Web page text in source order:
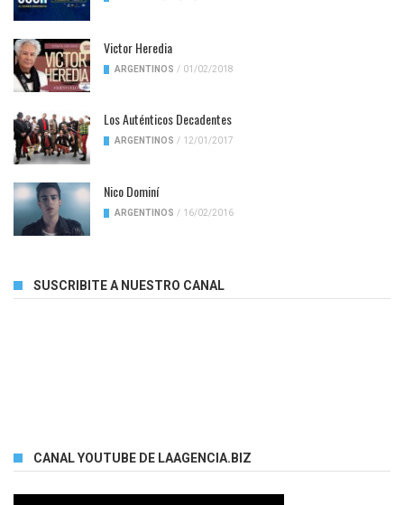
Victor Heredia
ARGENTINOS / 01/02/2018
Los Auténticos Decadentes
ARGENTINOS / 12/01/2017
Nico Dominí
ARGENTINOS / 16/02/2016
SUSCRIBITE A NUESTRO CANAL
CANAL YOUTUBE DE LAAGENCIA.BIZ